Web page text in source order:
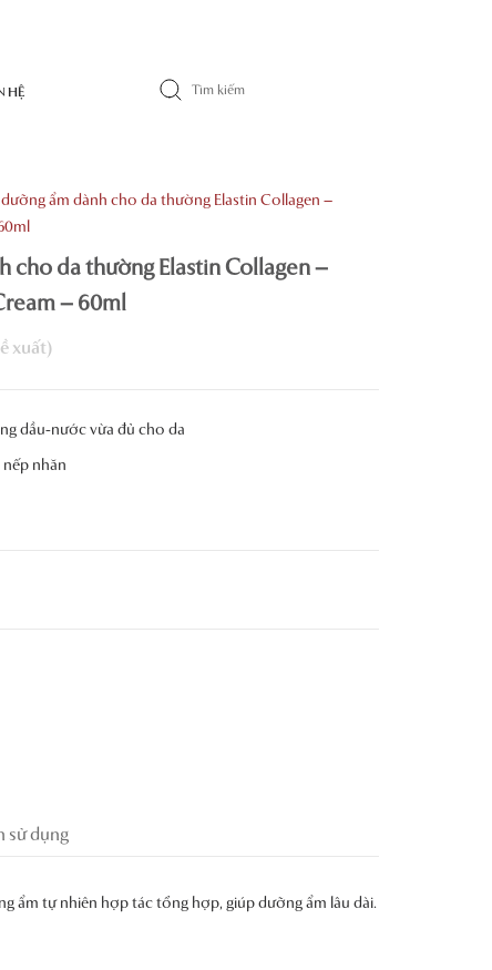
HỆ
dưỡng ẩm dành cho da thường Elastin Collagen –
cho da thường Elastin Collagen –
– 60ml
dầu-nước vừa đủ cho da
nếp nhăn
sử dụng
ẩm tự nhiên hợp tác tổng hợp, giúp dưỡng ẩm lâu dài.